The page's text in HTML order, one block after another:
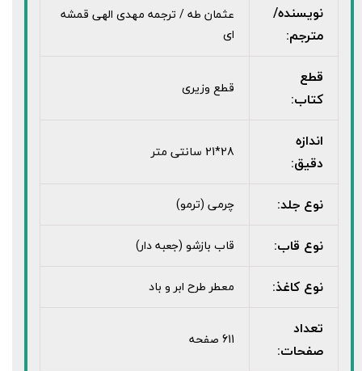
نویسنده/
مترجم:
عثمان طه / ترجمه مهدی الهی قمشه
ای
قطع
کتاب:
قطع وزیری
اندازه
دقیق:
28*21 سانتی متر
نوع جلد: چرمی (ترمو)
نوع قاب: قاب بازشو (جعبه دار)
نوع کاغذ: معطر طرح ابر و باد
تعداد
صفحات:
611 صفحه